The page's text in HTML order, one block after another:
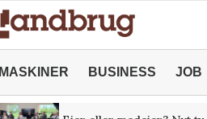
MASKINER BUSINESS JOB